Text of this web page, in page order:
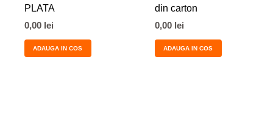
PLATA
0,00 lei
ADAUGA IN COS
din carton
0,00 lei
ADAUGA IN COS